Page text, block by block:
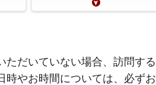
ただいていない場合、訪問する
時やお時間については、必ずお